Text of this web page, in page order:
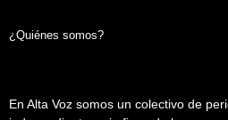
¿Quiénes somos?
En Alta Voz somos un colectivo de